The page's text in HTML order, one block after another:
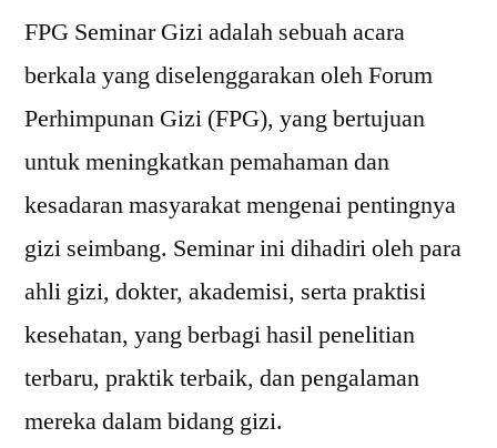
FPG Seminar Gizi adalah sebuah acara
berkala yang diselenggarakan oleh Forum
Perhimpunan Gizi (FPG), yang bertujuan
untuk meningkatkan pemahaman dan
kesadaran masyarakat mengenai pentingnya
gizi seimbang. Seminar ini dihadiri oleh para
ahli gizi, dokter, akademisi, serta praktisi
kesehatan, yang berbagi hasil penelitian
terbaru, praktik terbaik, dan pengalaman
mereka dalam bidang gizi.